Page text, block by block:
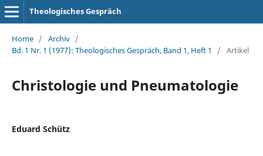
Theologisches Gespräch
Home / Archiv /
Bd. 1 Nr. 1 (1977): Theologisches Gespräch, Band 1, Heft 1
/ Artikel
Christologie und Pneumatologie
Eduard Schütz